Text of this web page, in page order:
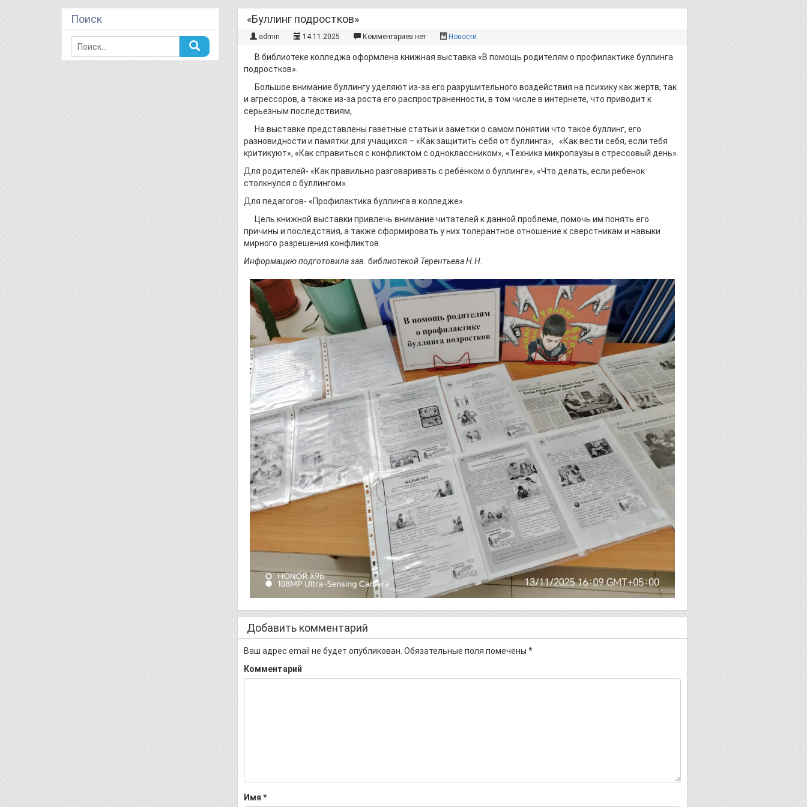
«Буллинг подростков»
admin 14.11.2025 Комментариев нет Новости
В библиотеке колледжа оформлена книжная выставка «В помощь родителям о профилактике буллинга
подростков».
Большое внимание буллингу уделяют из-за его разрушительного воздействия на психику как жертв, так
и агрессоров, а также из-за роста его распространенности, в том числе в интернете, что приводит к
серьезным последствиям,
На выставке представлены газетные статьи и заметки о самом понятии что такое буллинг, его
разновидности и памятки для учащихся – «Как защитить себя от буллинга», «Как вести себя, если тебя
критикуют», «Как справиться с конфликтом с одноклассником», «Техника микропаузы в стрессовый день».
Для родителей- «Как правильно разговаривать с ребёнком о буллинге», «Что делать, если ребенок
столкнулся с буллингом».
Для педагогов- «Профилактика буллинга в колледже».
Цель книжной выставки привлечь внимание читателей к данной проблеме, помочь им понять его
причины и последствия, а также сформировать у них толерантное отношение к сверстникам и навыки
мирного разрешения конфликтов.
Информацию подготовила зав. библиотекой Терентьева Н.Н.
Добавить комментарий
Ваш адрес email не будет опубликован. Обязательные поля помечены *
Комментарий
Имя *
Поиск